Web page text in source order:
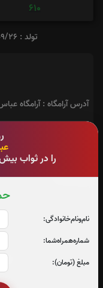
را در ثواب
نام‌و‌نام‌خانوادگی:
شماره‌همراه‌شما:
مبلغ (تومان):
610
تولد : 1361/09/26
آدرس آرامگاه : آرامگاه
فاتحه